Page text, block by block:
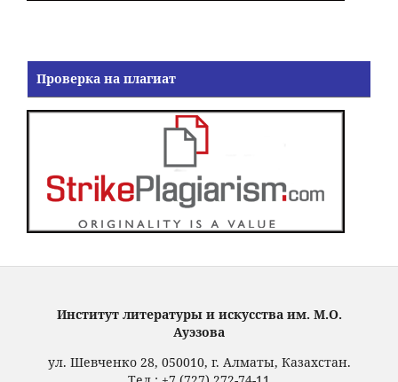
Проверка на плагиат
Институт литературы и искусства им. М.О.
Ауэзова
ул. Шевченко 28, 050010, г. Алматы, Казахстан.